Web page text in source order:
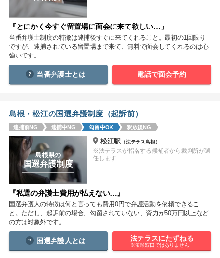
香川 愛媛
九州・沖縄
福岡 佐賀 長崎 熊本 大分 宮崎 鹿児島
痴漢 盗撮 わいせつ
窃盗 逮捕
『とにかく今すぐ留置場に面会に来て欲しい…』
当番弁護士制度の特徴は逮捕後すぐに来てくれること。最初の1回限り
ですが、逮捕されている留置場まで来て、無料で面会してくれるのは心
強いです。
当番弁護士とは 電話で面会予約
島根・松江の国選弁護制度（起訴前）
逮捕前NG 逮捕中NG 勾留中OK 釈放後NG
島根県の
国選弁護制度
松江駅 （法テラス島根）
※法テラスが指名する候補者から裁判所が選
任します
『私選の弁護士費用が払えない…』
国選弁護人の特徴は何と言っても費用0円で弁護活動を依頼できるこ
と。ただし、起訴前の場合、勾留されていない、資力が50万円以上など
の方は対象外です。
国選弁護人とは 法テラスにたずねる
※依頼窓口ではありません